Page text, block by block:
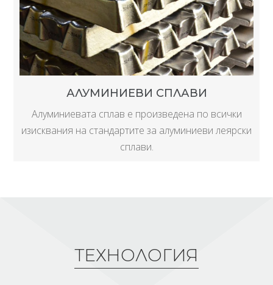
АЛУМИНИЕВИ СПЛАВИ
Алуминиевата сплав е произведенa по всички
изисквания на стандартите за алуминиеви леярски
сплави.
ТЕХНОЛОГИЯ